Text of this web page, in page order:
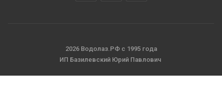
2026 Водолаз.РФ с 1995 года
ИП Базилевский Юрий Павлович